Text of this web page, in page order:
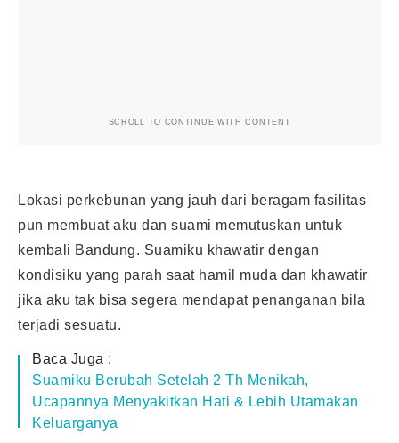
SCROLL TO CONTINUE WITH CONTENT
Lokasi perkebunan yang jauh dari beragam fasilitas
pun membuat aku dan suami memutuskan untuk
kembali Bandung. Suamiku khawatir dengan
kondisiku yang parah saat hamil muda dan khawatir
jika aku tak bisa segera mendapat penanganan bila
terjadi sesuatu.
Baca Juga :
Suamiku Berubah Setelah 2 Th Menikah,
Ucapannya Menyakitkan Hati & Lebih Utamakan
Keluarganya